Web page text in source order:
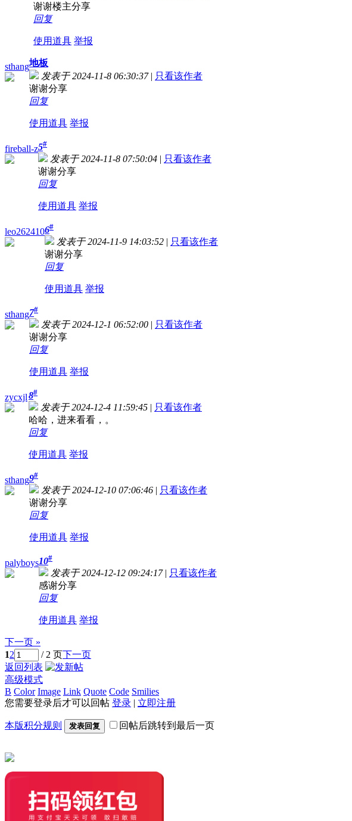
谢谢楼主分享
回复
使用道具 举报
sthang地板
发表于 2024-11-8 06:30:37 | 只看该作者
谢谢分享
回复
使用道具 举报
fireball-z5#
发表于 2024-11-8 07:50:04 | 只看该作者
谢谢分享
回复
使用道具 举报
leo2624106#
发表于 2024-11-9 14:03:52 | 只看该作者
谢谢分享
回复
使用道具 举报
sthang7#
发表于 2024-12-1 06:52:00 | 只看该作者
谢谢分享
回复
使用道具 举报
zycxjl8#
发表于 2024-12-4 11:59:45 | 只看该作者
哈哈，进来看看，。
回复
使用道具 举报
sthang9#
发表于 2024-12-10 07:06:46 | 只看该作者
谢谢分享
回复
使用道具 举报
palyboys10#
发表于 2024-12-12 09:24:17 | 只看该作者
感谢分享
回复
使用道具 举报
下一页 »
12 / 2 页下一页
返回列表
高级模式
B Color Image Link Quote Code Smilies
您需要登录后才可以回帖 登录 | 立即注册
本版积分规则 发表回复 回帖后跳转到最后一页